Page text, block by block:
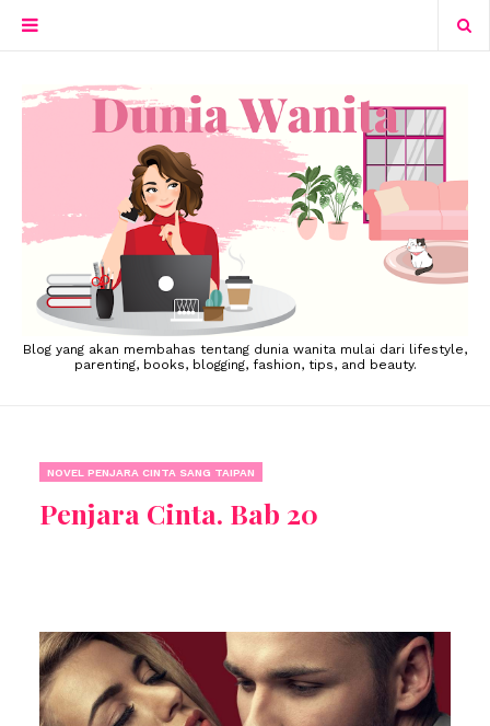
Blog yang akan membahas tentang dunia wanita mulai dari lifestyle,
parenting, books, blogging, fashion, tips, and beauty.
NOVEL PENJARA CINTA SANG TAIPAN
Penjara Cinta. Bab 20